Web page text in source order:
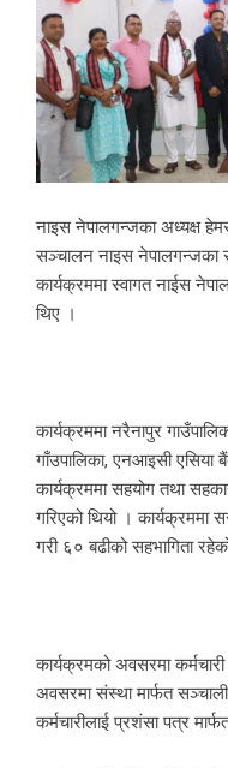
नाइस नेपालगन्जका अध्यक्ष
सञ्चालन नाइस नेपालगन्जका
कार्यक्रममा स्वागत नाईस
थिए ।
कार्यक्रममा नरैनापुर
गाँउपालिका, एनआइसी एसिया
कार्यक्रममा सहयोग तथा
गरिएको थियो । कार्यक्रममा
गरी ६० बढीको सहभागिता
कार्यक्रमको अवसरमा कर्मचारी
अवसरमा संस्था मार्फत
कर्मचारीलाई प्रशंसा पत्र